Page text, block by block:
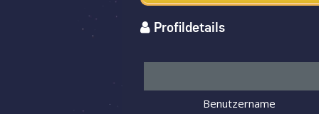
Profildetails
Benutzername